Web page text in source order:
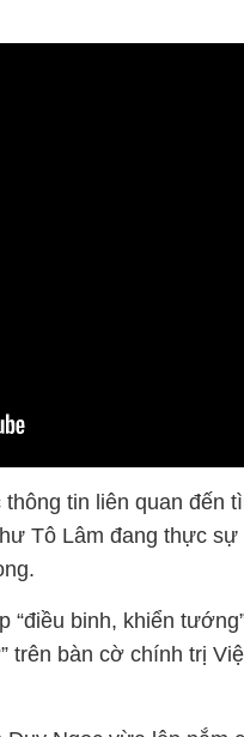
tin liên quan đến
Tô Lâm đang thực sự
“điều binh, khiển
trên bàn cờ chính trị